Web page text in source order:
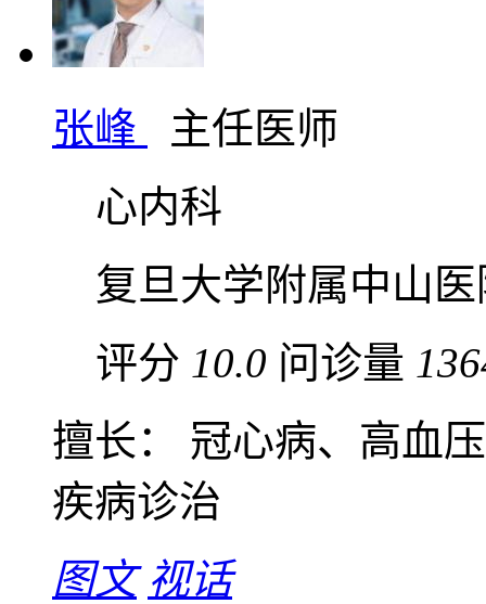
张峰
主任医师
心内科
复旦大学附属中山医
评分 10.0 问诊量
擅长： 冠心病、高血
疾病诊治
图文 视话